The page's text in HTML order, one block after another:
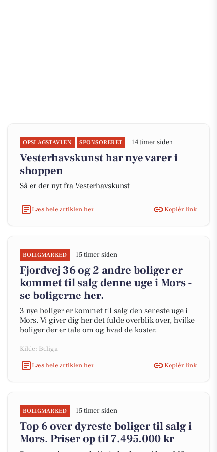
OPSLAGSTAVLEN SPONSORERET 14 timer siden
Vesterhavskunst har nye varer i
shoppen
Så er der nyt fra Vesterhavskunst
Læs hele artiklen her Kopiér link
BOLIGMARKED 15 timer siden
Fjordvej 36 og 2 andre boliger er
kommet til salg denne uge i Mors -
se boligerne her.
3 nye boliger er kommet til salg den seneste uge i
Mors. Vi giver dig her det fulde overblik over, hvilke
boliger der er tale om og hvad de koster.
Kilde: Boliga
Læs hele artiklen her
Kopiér link
BOLIGMARKED 15 timer siden
Top 6 over dyreste boliger til salg i
Mors. Priser op til 7.495.000 kr